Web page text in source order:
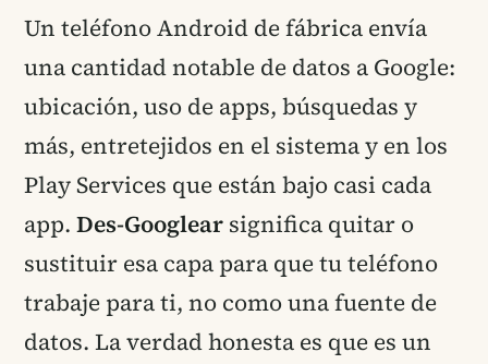
Un teléfono Android de fábrica envía
una cantidad notable de datos a Google:
ubicación, uso de apps, búsquedas y
más, entretejidos en el sistema y en los
Play Services que están bajo casi cada
app. Des-Googlear significa quitar o
sustituir esa capa para que tu teléfono
trabaje para ti, no como una fuente de
datos. La verdad honesta es que es un